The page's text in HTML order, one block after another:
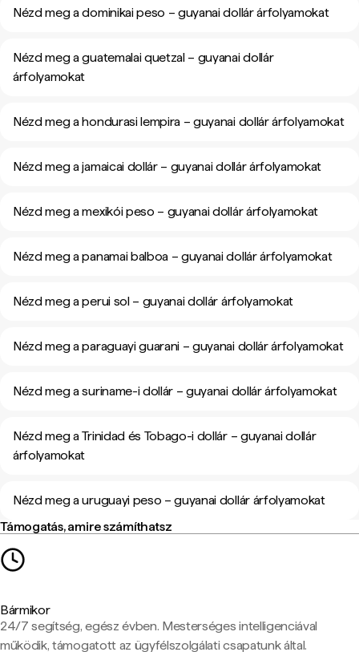
Nézd meg a dominikai peso – guyanai dollár árfolyamokat
Nézd meg a guatemalai quetzal – guyanai dollár
árfolyamokat
Nézd meg a hondurasi lempira – guyanai dollár árfolyamokat
Nézd meg a jamaicai dollár – guyanai dollár árfolyamokat
Nézd meg a mexikói peso – guyanai dollár árfolyamokat
Nézd meg a panamai balboa – guyanai dollár árfolyamokat
Nézd meg a perui sol – guyanai dollár árfolyamokat
Nézd meg a paraguayi guarani – guyanai dollár árfolyamokat
Nézd meg a suriname-i dollár – guyanai dollár árfolyamokat
Nézd meg a Trinidad és Tobago-i dollár – guyanai dollár
árfolyamokat
Nézd meg a uruguayi peso – guyanai dollár árfolyamokat
Támogatás, amire számíthatsz
Bármikor
24/7 segítség, egész évben. Mesterséges intelligenciával
működik, támogatott az ügyfélszolgálati csapatunk által.